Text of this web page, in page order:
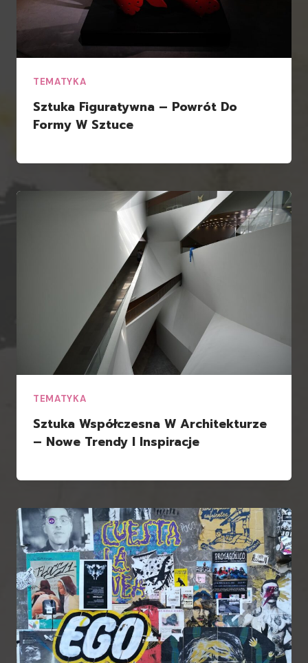
TEMATYKA
Sztuka Figuratywna – Powrót Do
Formy W Sztuce
TEMATYKA
Sztuka Współczesna W Architekturze
– Nowe Trendy I Inspiracje